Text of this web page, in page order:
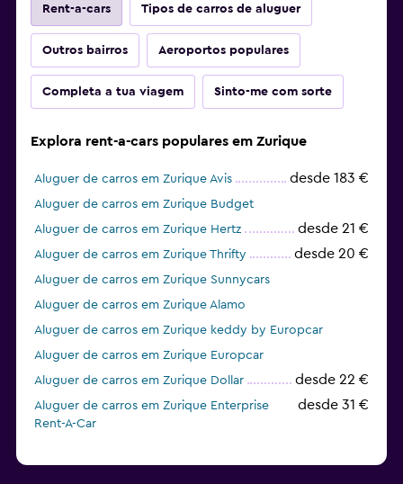
Rent-a-cars Tipos de carros de aluguer
Outros bairros Aeroportos populares
Completa a tua viagem Sinto-me com sorte
Explora rent-a-cars populares em Zurique
Aluguer de carros em Zurique Avis desde 183 €
Aluguer de carros em Zurique Budget
Aluguer de carros em Zurique Hertz
desde 21 €
Aluguer de carros em Zurique Thrifty desde 20 €
Aluguer de carros em Zurique Sunnycars
Aluguer de carros em Zurique Alamo
Aluguer de carros em Zurique keddy by Europcar
Aluguer de carros em Zurique Europcar
Aluguer de carros em Zurique Dollar
desde 22 €
Aluguer de carros em Zurique Enterprise
Rent-A-Car
desde 31 €